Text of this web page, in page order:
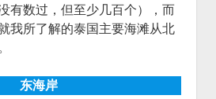
有数过，但至少几百个），而
我所了解的泰国主要海滩从北
东海岸